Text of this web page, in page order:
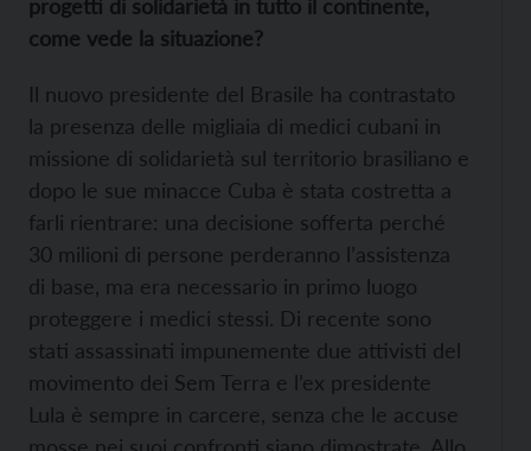
progetti di solidarietà in tutto il continente,
come vede la situazione?
Il nuovo presidente del Brasile ha contrastato
la presenza delle migliaia di medici cubani in
missione di solidarietà sul territorio brasiliano e
dopo le sue minacce Cuba è stata costretta a
farli rientrare: una decisione sofferta perché
30 milioni di persone perderanno l’assistenza
di base, ma era necessario in primo luogo
proteggere i medici stessi. Di recente sono
stati assassinati impunemente due attivisti del
movimento dei Sem Terra e l’ex presidente
Lula è sempre in carcere, senza che le accuse